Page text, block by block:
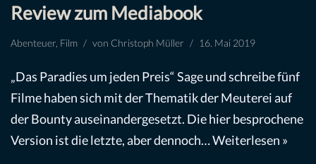
Review zum Mediabook
Abenteuer Film von Christoph Müller 16. Mai 2019
„Das Paradies um jeden Preis“ Sage und schreibe fünf
Filme haben sich mit der Thematik der Meuterei auf
der Bounty auseinandergesetzt. Die hier besprochene
Version ist die letzte, aber dennoch…Weiterlesen »